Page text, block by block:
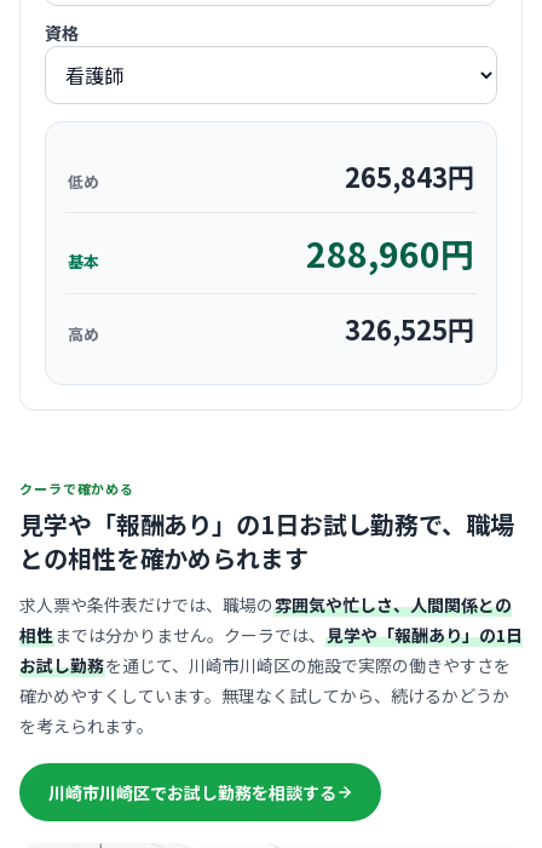
資格
低め 265,843円
基本 288,960円
高め 326,525円
クーラで確かめる
見学や「報酬あり」の1日お試し勤務で、 職場
との相性を確かめられます
求人票や条件表だけでは、職場の雰囲気や忙しさ、人間関係との
相性までは分かりません。クーラでは、 見学や「報酬あり」の1日
お試し勤務を通じて、川崎市川崎区の施設で実際の働きやすさを
確かめやすくしています。無理なく試してから、続けるかどうか
を考えられます。
川崎市川崎区でお試し勤務を相談する